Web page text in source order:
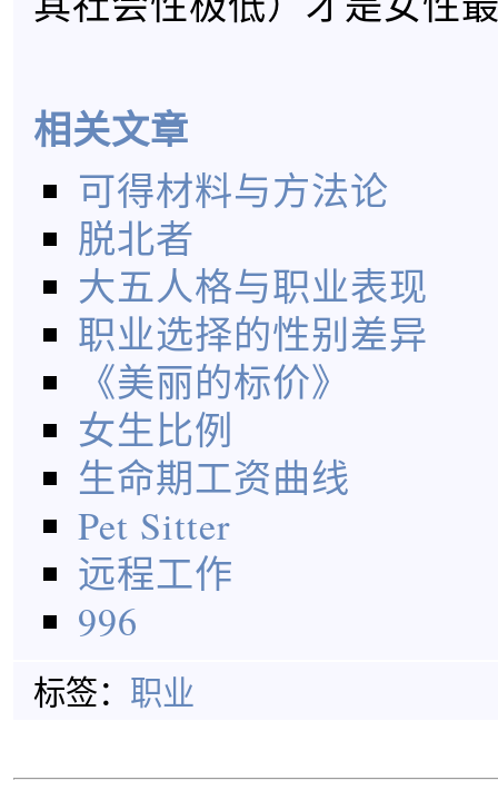
相关文章
可得材料与方法论
脱北者
大五人格与职业表现
职业选择的性别差异
《美丽的标价》
女生比例
生命期工资曲线
Pet Sitter
远程工作
996
标签： 职业